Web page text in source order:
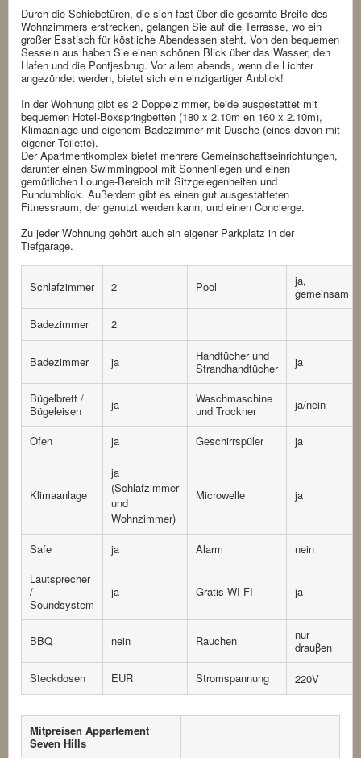
Durch die Schiebetüren, die sich fast über die gesamte Breite des
Wohnzimmers erstrecken, gelangen Sie auf die Terrasse, wo ein
großer Esstisch für köstliche Abendessen steht. Von den bequemen
Sesseln aus haben Sie einen schönen Blick über das Wasser, den
Hafen und die Pontjesbrug. Vor allem abends, wenn die Lichter
angezündet werden, bietet sich ein einzigartiger Anblick!
In der Wohnung gibt es 2 Doppelzimmer, beide ausgestattet mit
bequemen Hotel-Boxspringbetten (180 x 2.10m en 160 x 2.10m),
Klimaanlage und eigenem Badezimmer mit Dusche (eines davon mit
eigener Toilette).
Der Apartmentkomplex bietet mehrere Gemeinschaftseinrichtungen,
darunter einen Swimmingpool mit Sonnenliegen und einen
gemütlichen Lounge-Bereich mit Sitzgelegenheiten und
Rundumblick. Außerdem gibt es einen gut ausgestatteten
Fitnessraum, der genutzt werden kann, und einen Concierge.
Zu jeder Wohnung gehört auch ein eigener Parkplatz in der
Tiefgarage.
Schlafzimmer 2 Pool
ja,
gemeinsam
Badezimmer
2
Badezimmer ja
Handtücher und
Strandhandtücher
ja
Bügelbrett /
Bügeleisen
ja
Waschmaschine
und Trockner
ja/nein
Ofen ja Geschirrspüler ja
Klimaanlage
ja
(Schlafzimmer
und
Wohnzimmer)
Microwelle ja
Safe ja Alarm
nein
Lautsprecher
/
Soundsystem
ja Gratis WI-FI ja
BBQ nein Rauchen
nur
drauβen
Steckdosen
EUR Stromspannung 220V
Mitpreisen Appartement
Seven Hills